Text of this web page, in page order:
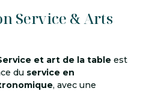
Service & Arts
et art de la table est
du service en
, avec une